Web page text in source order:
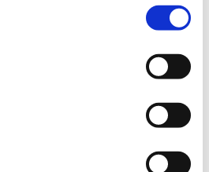
não é a única a investir nos
florestais. As aplicações de
testadas – com resultados
Estima-se que o mercado
possa valer 783
de dólares se forem